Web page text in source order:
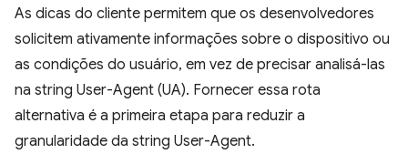
As dicas do cliente permitem que os desenvolvedores
solicitem ativamente informações sobre o dispositivo ou
as condições do usuário, em vez de precisar analisá-las
na string User-Agent (UA). Fornecer essa rota
alternativa é a primeira etapa para reduzir a
granularidade da string User-Agent.